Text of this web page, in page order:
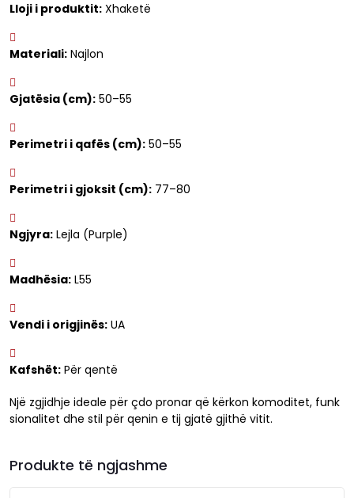
Lloji i produktit: Xhaketë
Materiali: Najlon
Gjatësia (cm): 50–55
Perimetri i qafës (cm): 50–55
Perimetri i gjoksit (cm): 77–80
Ngjyra: Lejla (Purple)
Madhësia: L55
Vendi i origjinës: UA
Kafshët: Për qentë
Një zgjidhje ideale për çdo pronar që kërkon komoditet, funk
sionalitet dhe stil për qenin e tij gjatë gjithë vitit.
Produkte të ngjashme